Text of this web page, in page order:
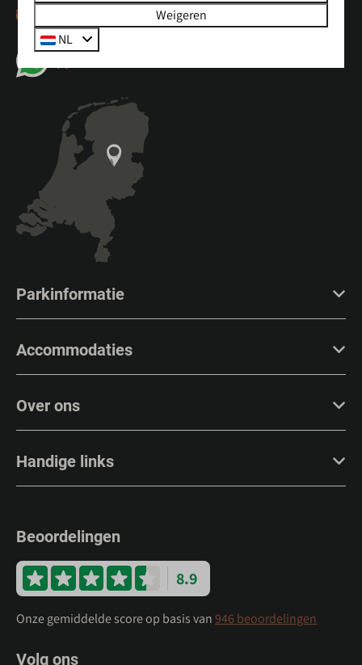
Parkinformatie
Accommodaties
Over ons
Handige links
Beoordelingen
8.9
Onze gemiddelde score op basis van946 beoordelingen
Volg ons
Weigeren
NL